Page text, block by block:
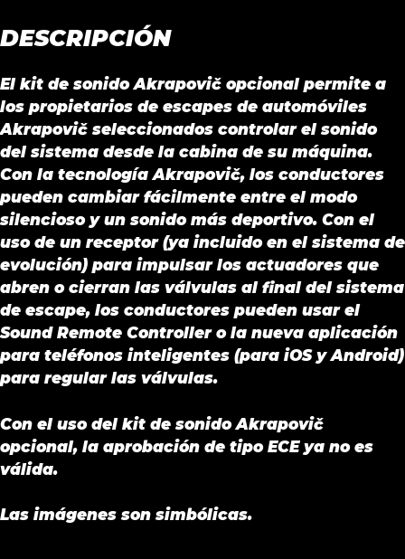
2021
DESCRIPCIÓN
El kit de sonido Akrapovič opcional permite a
los propietarios de escapes de automóviles
Akrapovič seleccionados controlar el sonido
del sistema desde la cabina de su máquina.
Con la tecnología Akrapovič, los conductores
pueden cambiar fácilmente entre el modo
silencioso y un sonido más deportivo. Con el
uso de un receptor (ya incluido en el sistema de
evolución) para impulsar los actuadores que
abren o cierran las válvulas al final del sistema
de escape, los conductores pueden usar el
Sound Remote Controller o la nueva aplicación
para teléfonos inteligentes (para iOS y Android)
para regular las válvulas.
Con el uso del kit de sonido Akrapovič
opcional, la aprobación de tipo ECE ya no es
válida.
Las imágenes son simbólicas.